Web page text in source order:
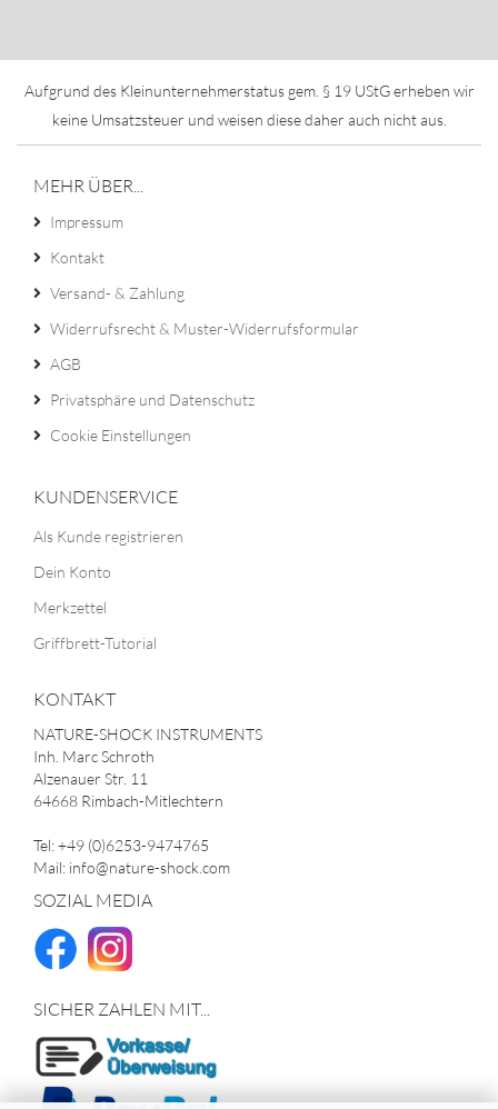
Aufgrund des Kleinunternehmerstatus gem. § 19 UStG erheben wir
keine Umsatzsteuer und weisen diese daher auch nicht aus.
MEHR ÜBER...
Impressum
Kontakt
Versand- & Zahlung
Widerrufsrecht & Muster-Widerrufsformular
AGB
Privatsphäre und Datenschutz
Cookie Einstellungen
KUNDENSERVICE
Als Kunde registrieren
Dein Konto
Merkzettel
Griffbrett-Tutorial
KONTAKT
NATURE-SHOCK INSTRUMENTS
Inh. Marc Schroth
Alzenauer Str. 11
64668 Rimbach-Mitlechtern
Tel: +49 (0)6253-9474765
Mail: info@nature-shock.com
SOZIAL MEDIA
SICHER ZAHLEN MIT...